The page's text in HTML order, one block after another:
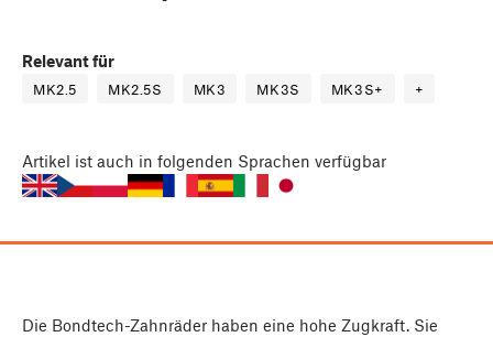
Relevant für
MK2.5 MK2.5S MK3 MK3S MK3S+ +
Artikel ist auch in folgenden Sprachen verfügbar
Die Bondtech-Zahnräder haben eine hohe Zugkraft. Sie